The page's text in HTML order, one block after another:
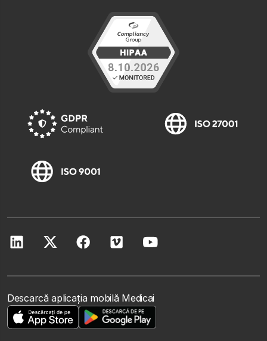
Descarcă aplicația mobilă Medicai